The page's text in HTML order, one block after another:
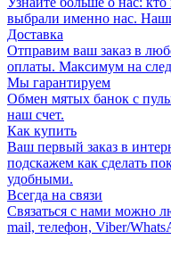
выбрали именно нас.
Доставка
Отправим ваш заказ в
оплаты. Максимум на
Мы гарантируем
Обмен мятых банок с
наш счет.
Как купить
Ваш первый заказ в
подскажем как сделать
удобными.
Всегда на связи
Связаться с нами можно
mail, телефон, Viber/